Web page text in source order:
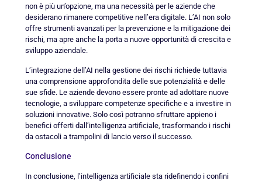
non è più un’opzione, ma una necessità per le aziende che
desiderano rimanere competitive nell’era digitale. L’AI non solo
offre strumenti avanzati per la prevenzione e la mitigazione dei
rischi, ma apre anche la porta a nuove opportunità di crescita e
sviluppo aziendale.
L’integrazione dell’AI nella gestione dei rischi richiede tuttavia
una comprensione approfondita delle sue potenzialità e delle
sue sfide. Le aziende devono essere pronte ad adottare nuove
tecnologie, a sviluppare competenze specifiche e a investire in
soluzioni innovative. Solo così potranno sfruttare appieno i
benefici offerti dall’intelligenza artificiale, trasformando i rischi
da ostacoli a trampolini di lancio verso il successo.
Conclusione
In conclusione, l’intelligenza artificiale sta ridefinendo i confini